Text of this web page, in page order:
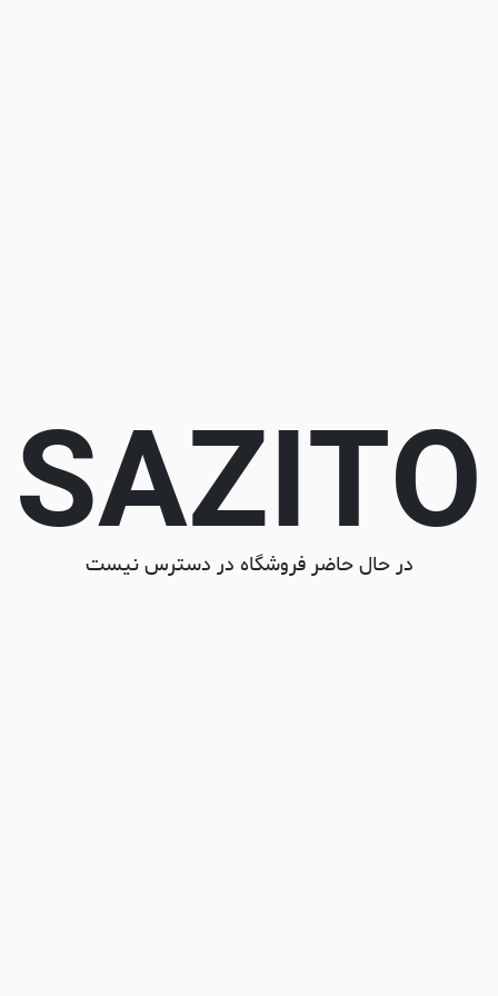
SAZITO
در حال حاضر فروشگاه در دسترس نیست